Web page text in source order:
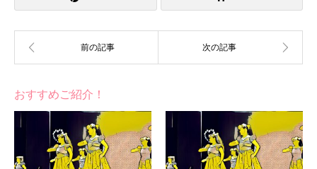
おすすめご紹介！